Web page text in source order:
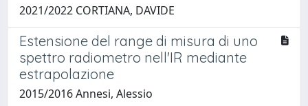
2021/2022 CORTIANA, DAVIDE
Estensione del range di misura di uno
spettro radiometro nell'IR mediante
estrapolazione
2015/2016 Annesi, Alessio